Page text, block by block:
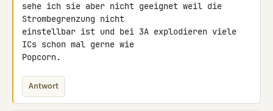
sehe ich sie aber nicht geeignet weil die
Strombegrenzung nicht
einstellbar ist und bei 3A explodieren viele
ICs schon mal gerne wie
Popcorn.
Antwort